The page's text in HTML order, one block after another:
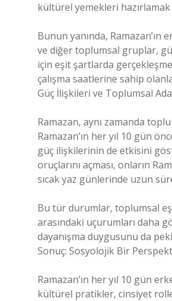
kültürel yemekleri
Bunun yanında, Ramazan’ın
ve diğer toplumsal gruplar,
için eşit şartlarda
çalışma saatlerine sahip
Güç İlişkileri ve Toplumsal
Ramazan, aynı zamanda
Ramazan’ın her yıl 10 gün
güç ilişkilerinin de etkisini
oruçlarını açması, onların
sıcak yaz günlerinde uzun
Bu tür durumlar, toplumsal
arasındaki uçurumları daha
dayanışma duygusunu da
Sonuç: Sosyolojik Bir
Ramazan’ın her yıl 10 gün
kültürel pratikler, cinsiyet